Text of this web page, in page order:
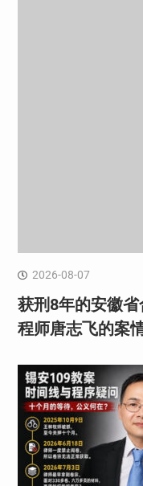
2026-08-07
获刑8年的安徽
程师唐志飞的案